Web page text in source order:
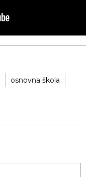
osnovna škola